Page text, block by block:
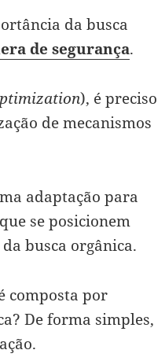
da busca
de segurança.
), é preciso
de mecanismos
adaptação para
se posicionem
busca orgânica.
composta por
De forma simples,